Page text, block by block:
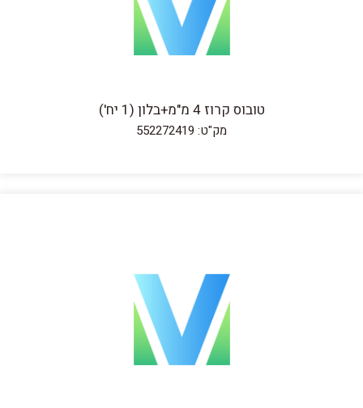
טובוס קרוז 4 מ"מ+בלון (1 יח')
מק"ט: 552272419